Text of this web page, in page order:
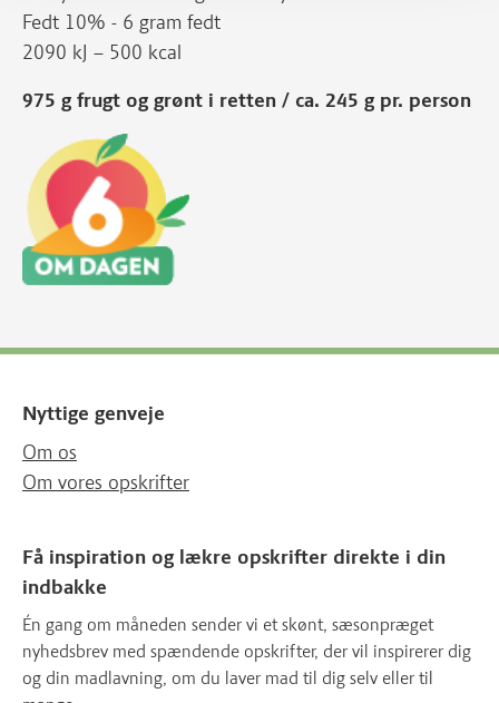
Fedt 10% - 6 gram fedt
2090 kJ – 500 kcal
975 g frugt og grønt i retten / ca. 245 g pr. person
Nyttige genveje
Om os
Om vores opskrifter
Få inspiration og lækre opskrifter direkte i din
indbakke
Én gang om måneden sender vi et skønt, sæsonpræget
nyhedsbrev med spændende opskrifter, der vil inspirerer dig
og din madlavning, om du laver mad til dig selv eller til